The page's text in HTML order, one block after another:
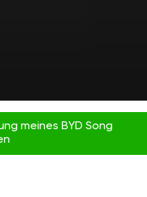
meines BYD Song